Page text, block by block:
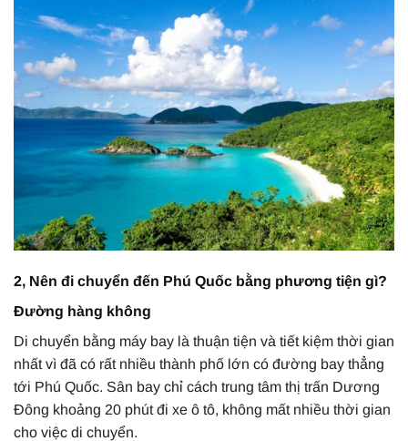
2, Nên đi chuyển đến Phú Quốc bằng phương tiện gì?
Đường hàng không
Di chuyển bằng máy bay là thuận tiện và tiết kiệm thời gian
nhất vì đã có rất nhiều thành phố lớn có đường bay thẳng
tới Phú Quốc. Sân bay chỉ cách trung tâm thị trấn Dương
Đông khoảng 20 phút đi xe ô tô, không mất nhiều thời gian
cho việc di chuyển.